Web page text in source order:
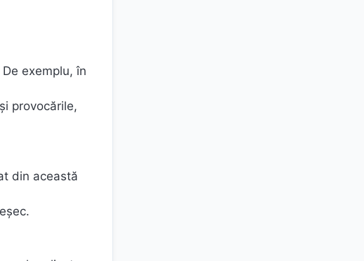
exemplu, în
provocările,
din această